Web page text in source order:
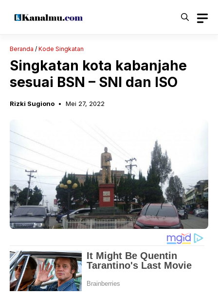
Beranda / Kode Singkatan
Singkatan kota kabanjahe
sesuai BSN – SNI dan ISO
Rizki Sugiono Mei 27, 2022